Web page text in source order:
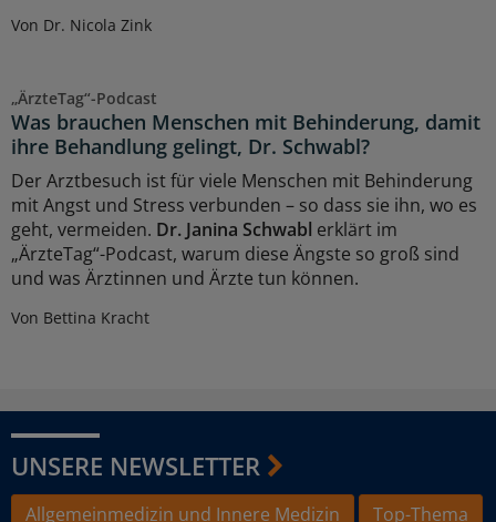
Von Dr. Nicola Zink
„ÄrzteTag“-Podcast
Was brauchen Menschen mit Behinderung, damit
ihre Behandlung gelingt, Dr. Schwabl?
Der Arztbesuch ist für viele Menschen mit Behinderung
mit Angst und Stress verbunden – so dass sie ihn, wo es
geht, vermeiden. Dr. Janina Schwabl erklärt im
„ÄrzteTag“-Podcast, warum diese Ängste so groß sind
und was Ärztinnen und Ärzte tun können.
Von Bettina Kracht
UNSERE NEWSLETTER
Allgemeinmedizin und Innere Medizin Top-Thema